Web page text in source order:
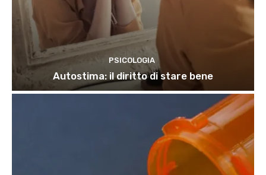
PSICOLOGIA
Autostima: il diritto di stare bene